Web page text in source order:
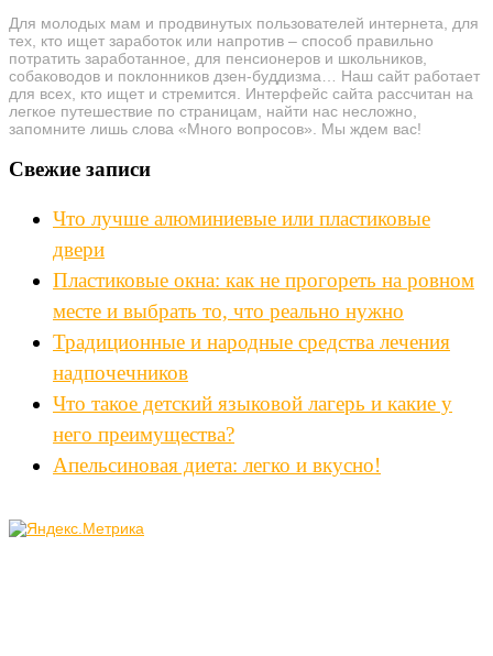
Для молодых мам и продвинутых пользователей интернета, для
тех, кто ищет заработок или напротив – способ правильно
потратить заработанное, для пенсионеров и школьников,
собаководов и поклонников дзен-буддизма… Наш сайт работает
для всех, кто ищет и стремится. Интерфейс сайта рассчитан на
легкое путешествие по страницам, найти нас несложно,
запомните лишь слова «Много вопросов». Мы ждем вас!
Свежие записи
Что лучше алюминиевые или пластиковые
двери
Пластиковые окна: как не прогореть на ровном
месте и выбрать то, что реально нужно
Традиционные и народные средства лечения
надпочечников
Что такое детский языковой лагерь и какие у
него преимущества?
Апельсиновая диета: легко и вкусно!